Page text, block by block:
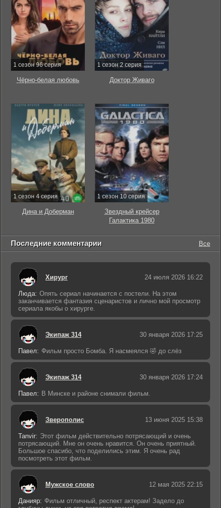
1 сезон 96 серия
Чёрно-белая любовь
1 сезон 2 серия
Доктор Живаго
1 сезон 4 серия
Дина и Доберман
1 сезон 10 серия
Звездный крейсер
Галактика 1980
Последние комментарии Все
Хирург 24 июля 2026 16:22
Люда: Опять сериал начинается с постели. На этом
заканчивается фантазия сценаристов и лично мой просмотр
сериала якобы о хирурге.
Экипаж 314 30 января 2026 17:25
Павел: Фильм просто Бомба. Я насмеялся 🤣 до слёз
Экипаж 314 30 января 2026 17:24
Павел: В Минске и районе снимали фильм.
Зверополис 13 июня 2025 15:38
Tanvir: Этот фильм действительно потрясающий и очень
потрясающий. Мне он очень нравится. Он очень приятный.
Большое спасибо, что поделились этим. Я очень рад
посмотреть этот фильм.
Мужское слово 12 мая 2025 22:15
Данияр: Фильм отличный, респект актерам! Задело до